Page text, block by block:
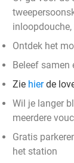
Ontdek het
Beleef samen
Zie hierde
Wil je langer
meerdere
Gratis
het station